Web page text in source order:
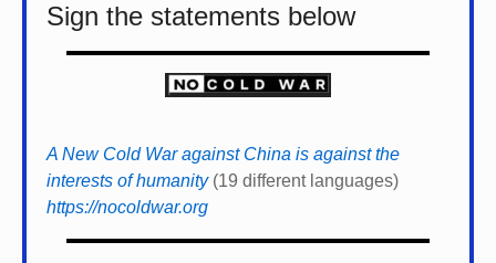
Sign the statements below
A New Cold War against China is against the
interests of humanity(19 different languages)
https://nocoldwar.org